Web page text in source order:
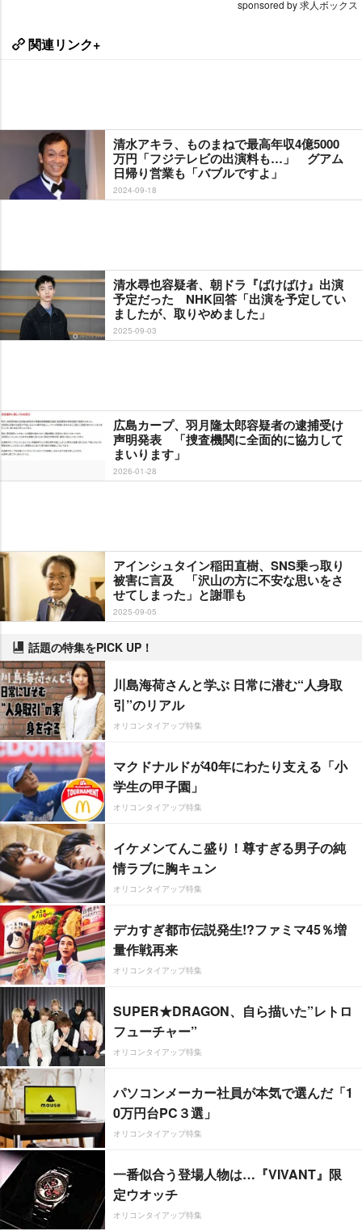
sponsored by 求人ボックス
関連リンク+
清水アキラ、ものまねで最高年収4億5000
万円「フジテレビの出演料も…」 グアム
日帰り営業も「バブルですよ」
2024-09-18
清水尋也容疑者、朝ドラ『ばけばけ』出演
予定だった NHK回答「出演を予定してい
ましたが、取りやめました」
2025-09-03
広島カープ、羽月隆太郎容疑者の逮捕受け
声明発表 「捜査機関に全面的に協力して
まいります」
2026-01-28
アインシュタイン稲田直樹、SNS乗っ取り
被害に言及 「沢山の方に不安な思いをさ
せてしまった」と謝罪も
2025-09-05
話題の特集をPICK UP！
川島海荷さんと学ぶ 日常に潜む“人身取
引”のリアル
オリコンタイアップ特集
マクドナルドが40年にわたり支える「小
学生の甲子園」
オリコンタイアップ特集
イケメンてんこ盛り！尊すぎる男子の純
情ラブに胸キュン
オリコンタイアップ特集
デカすぎ都市伝説発生!?ファミマ45％増
量作戦再来
オリコンタイアップ特集
SUPER★DRAGON、自ら描いた”レトロ
フューチャー”
オリコンタイアップ特集
パソコンメーカー社員が本気で選んだ「1
0万円台PC３選」
オリコンタイアップ特集
一番似合う登場人物は…『VIVANT』限
定ウオッチ
オリコンタイアップ特集